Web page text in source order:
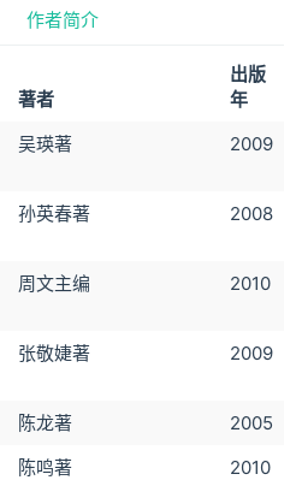
作者简介
著者
出版
年
吴瑛著 2009
孙英春著 2008
周文主编 2010
张敬婕著 2009
陈龙著
2005
陈鸣著
2010